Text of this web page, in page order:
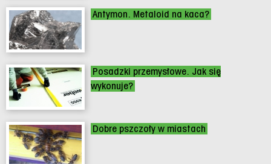
Antymon. Metaloid na kaca?
Posadzki przemysłowe. Jak się
wykonuje?
Dobre pszczoły w miastach